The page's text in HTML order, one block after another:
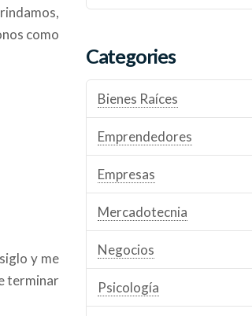
como
y me
terminar
Categories
Bienes Raíces
Emprendedores
Empresas
Mercadotecnia
Negocios
Psicología